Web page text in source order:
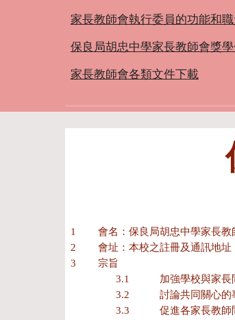
家長教師會執行委員的功能和
保良局胡忠中學家長教師會獎
家長教師會各類文件下載
1 會名：保良局胡忠中學家長教
2 會址：本校之註冊及通訊地址
3 宗旨
3.1
加強學校與家長
3.2
討論共同關心的
3.3
促進各家長教師